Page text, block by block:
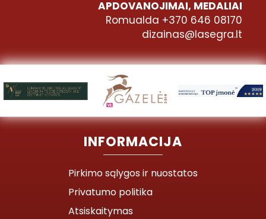
APDOVANOJIMAI, MEDALIAI
Romualda +370 646 08170
dizainas@lasegra.lt
INFORMACIJA
Pirkimo sąlygos ir nuostatos
Privatumo politika
Atsiskaitymas